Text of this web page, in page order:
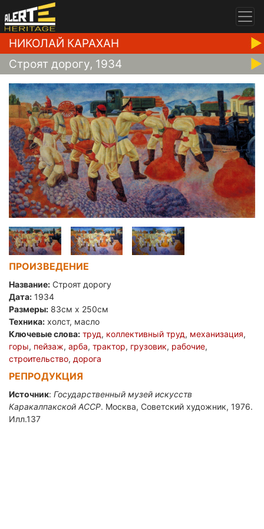
НИКОЛАЙ КАРАХАН
Строят дорогу, 1934
ПРОИЗВЕДЕНИЕ
Название: Строят дорогу
Дата: 1934
Размеры: 83см x 250см
Техника: холст, масло
Ключевые слова: труд, коллективный труд, механизация,
горы, пейзаж, арба, трактор, грузовик, рабочие,
строительство, дорога
РЕПРОДУКЦИЯ
Источник: Государственный музей искусств
Каракалпакской АССР. Москва, Советский художник, 1976.
Илл.137